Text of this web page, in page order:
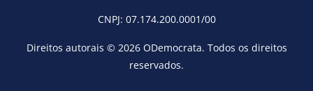
CNPJ: 07.174.200.0001/00
Direitos autorais © 2026 ODemocrata. Todos os direitos
reservados.